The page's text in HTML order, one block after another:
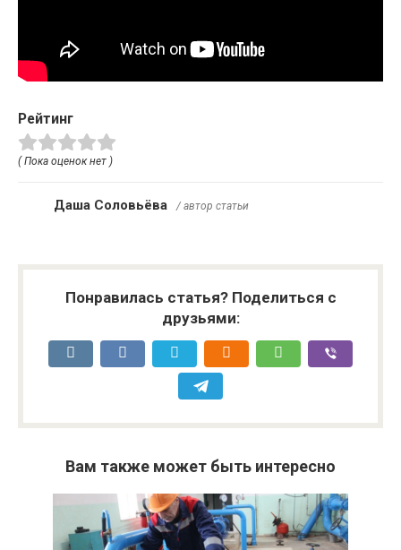
Рейтинг
( Пока оценок нет )
Даша Соловьёва / автор статьи
Понравилась статья? Поделиться с
друзьями:
Вам также может быть интересно